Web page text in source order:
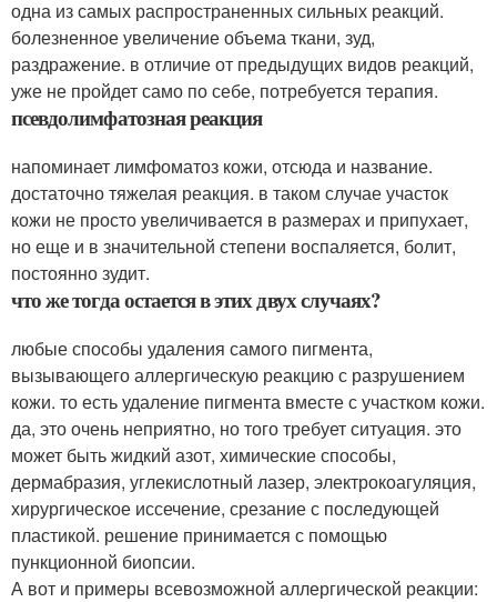
одна из самых распространенных сильных реакций.
болезненное увеличение объема ткани, зуд,
раздражение. в отличие от предыдущих видов реакций,
уже не пройдет само по себе, потребуется терапия.
псевдолимфатозная реакция
напоминает лимфоматоз кожи, отсюда и название.
достаточно тяжелая реакция. в таком случае участок
кожи не просто увеличивается в размерах и припухает,
но еще и в значительной степени воспаляется, болит,
постоянно зудит.
что же тогда остается в этих двух случаях?
любые способы удаления самого пигмента,
вызывающего аллергическую реакцию с разрушением
кожи. то есть удаление пигмента вместе с участком кожи.
да, это очень неприятно, но того требует ситуация. это
может быть жидкий азот, химические способы,
дермабразия, углекислотный лазер, электрокоагуляция,
хирургическое иссечение, срезание с последующей
пластикой. решение принимается с помощью
пункционной биопсии.
А вот и примеры всевозможной аллергической реакции: